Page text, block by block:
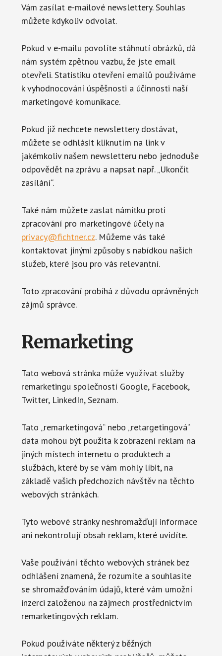
Vám zasílat e-mailové newslettery. Souhlas
můžete kdykoliv odvolat.
Pokud v e-mailu povolíte stáhnutí obrázků, dá
nám systém zpětnou vazbu, že jste email
otevřeli. Statistiku otevření emailů používáme
k vyhodnocování úspěšnosti a účinnosti naší
marketingové komunikace.
Pokud již nechcete newslettery dostávat,
můžete se odhlásit kliknutím na link v
jakémkoliv našem newsletteru nebo jednoduše
odpovědět na zprávu a napsat např. „Ukončit
zasílání“.
Také nám můžete zaslat námitku proti
zpracování pro marketingové účely na
privacy@fichtner.cz. Můžeme vás také
kontaktovat jinými způsoby s nabídkou našich
služeb, které jsou pro vás relevantní.
Toto zpracování probíhá z důvodu oprávněných
zájmů správce.
Remarketing
Tato webová stránka může využívat služby
remarketingu společností Google, Facebook,
Twitter, LinkedIn, Seznam.
Tato „remarketingová“ nebo „retargetingová“
data mohou být použita k zobrazení reklam na
jiných místech internetu o produktech a
službách, které by se vám mohly líbit, na
základě vašich předchozích návštěv na těchto
webových stránkách.
Tyto webové stránky neshromažďují informace
ani nekontrolují obsah reklam, které uvidíte.
Vaše používání těchto webových stránek bez
odhlášení znamená, že rozumíte a souhlasíte
se shromažďováním údajů, které vám umožní
inzerci založenou na zájmech prostřednictvím
remarketingových reklam.
Pokud používáte některý z běžných